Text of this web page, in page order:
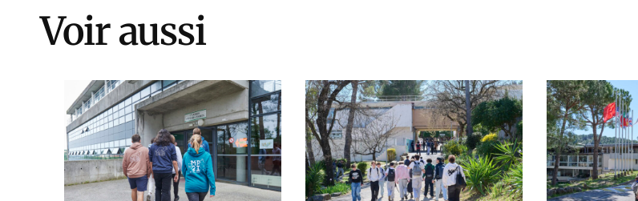
Voir aussi